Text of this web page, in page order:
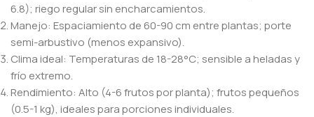
6.8); riego regular sin encharcamientos.
Manejo: Espaciamiento de 60-90 cm entre plantas; porte
semi-arbustivo (menos expansivo).
Clima ideal: Temperaturas de 18-28°C; sensible a heladas y
frío extremo.
Rendimiento: Alto (4-6 frutos por planta); frutos pequeños
(0.5-1 kg), ideales para porciones individuales.